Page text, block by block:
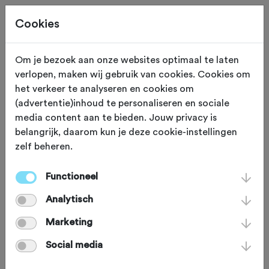
ETEN EN DRINKEN
Lunch in haven Santa
Cruz de Tenerife
Het ‘Reserva Natural Integral del
Pijaral’, in het noorden van Tenerife, is
af te dalen richting het zuiden. Een
lange en overzichtelijke afdaling.
Cookies
Om je bezoek aan onze websites optimaal te laten
verlopen, maken wij gebruik van cookies. Cookies om
het verkeer te analyseren en cookies om
(advertentie)inhoud te personaliseren en sociale
media content aan te bieden. Jouw privacy is
belangrijk, daarom kun je deze cookie-instellingen
zelf beheren.
Functioneel
Analytisch
Marketing
Social media